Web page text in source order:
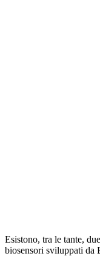
Esistono, tra le tante,
biosensori sviluppati da